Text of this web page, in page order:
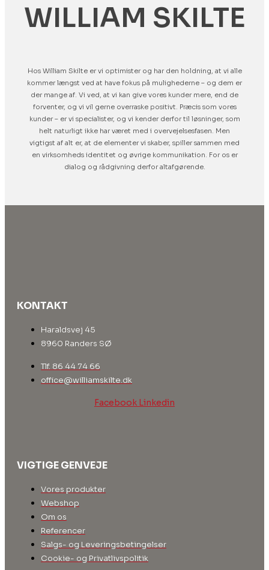
WILLIAM SKILTE
Hos William Skilte er vi optimister og har den holdning, at vi alle
kommer længst ved at have fokus på mulighederne – og dem er
der mange af. Vi ved, at vi kan give vores kunder mere, end de
forventer, og vi vil gerne overraske positivt. Præcis som vores
kunder – er vi specialister, og vi kender derfor til løsninger, som
helt naturligt ikke har været med i overvejelsesfasen. Men
vigtigst af alt er, at de elementer vi skaber, spiller sammen med
en virksomheds identitet og øvrige kommunikation. For os er
dialog og rådgivning derfor altafgørende.
KONTAKT
Haraldsvej 45
8960 Randers SØ
Tlf. 86 44 74 66
office@williamskilte.dk
Facebook Linkedin
VIGTIGE GENVEJE
Vores produkter
Webshop
Om os
Referencer
Salgs- og Leveringsbetingelser
Cookie- og Privatlivspolitik